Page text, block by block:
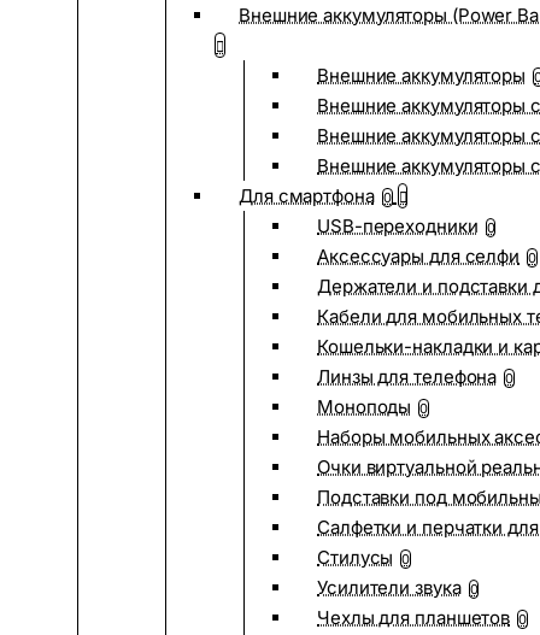
Внешние аккумуляторы (Power
Внешние аккумуляторы
Внешние аккумуляторы
Внешние аккумуляторы
Внешние аккумуляторы
Для смартфона 0
USB-переходники 0
Аксессуары для селфи 0
Держатели и подставки
Кабели для мобильных
Кошельки-накладки и
Линзы для телефона 0
Моноподы 0
Наборы мобильных
Очки виртуальной
Подставки под
Салфетки и перчатки
Стилусы 0
Усилители звука 0
Чехлы для планшетов 0